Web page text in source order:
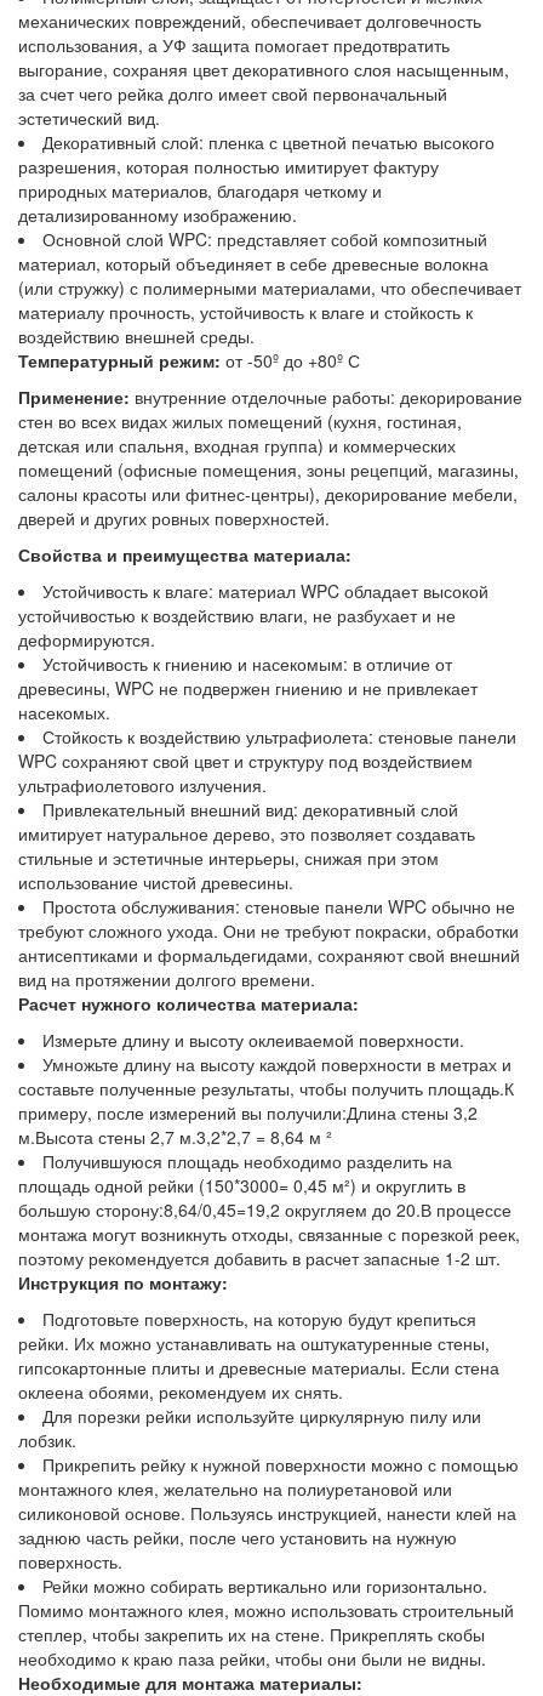
механических повреждений, обеспечивает долговечность
использования, а УФ защита помогает предотвратить
выгорание, сохраняя цвет декоративного слоя насыщенным,
за счет чего рейка долго имеет свой первоначальный
эстетический вид.
Декоративный слой: пленка с цветной печатью высокого
разрешения, которая полностью имитирует фактуру
природных материалов, благодаря четкому и
детализированному изображению.
Основной слой WPC: представляет собой композитный
материал, который объединяет в себе древесные волокна
(или стружку) с полимерными материалами, что обеспечивает
материалу прочность, устойчивость к влаге и стойкость к
воздействию внешней среды.
Температурный режим: от -50º до +80º С
Применение: внутренние отделочные работы: декорирование
стен во всех видах жилых помещений (кухня, гостиная,
детская или спальня, входная группа) и коммерческих
помещений (офисные помещения, зоны рецепций, магазины,
салоны красоты или фитнес-центры), декорирование мебели,
дверей и других ровных поверхностей.
Свойства и преимущества материала:
Устойчивость к влаге: материал WPC обладает высокой
устойчивостью к воздействию влаги, не разбухает и не
деформируются.
Устойчивость к гниению и насекомым: в отличие от
древесины, WPC не подвержен гниению и не привлекает
насекомых.
Стойкость к воздействию ультрафиолета: стеновые панели
WPC сохраняют свой цвет и структуру под воздействием
ультрафиолетового излучения.
Привлекательный внешний вид: декоративный слой
имитирует натуральное дерево, это позволяет создавать
стильные и эстетичные интерьеры, снижая при этом
использование чистой древесины.
Простота обслуживания: стеновые панели WPC обычно не
требуют сложного ухода. Они не требуют покраски, обработки
антисептиками и формальдегидами, сохраняют свой внешний
вид на протяжении долгого времени.
Расчет нужного количества материала:
Измерьте длину и высоту оклеиваемой поверхности.
Умножьте длину на высоту каждой поверхности в метрах и
составьте полученные результаты, чтобы получить площадь.К
примеру, после измерений вы получили:Длина стены 3,2
м.Высота стены 2,7 м.3,2*2,7 = 8,64 м ²
Получившуюся площадь необходимо разделить на
площадь одной рейки (150*3000= 0,45 м²) и округлить в
большую сторону:8,64/0,45=19,2 округляем до 20.В процессе
монтажа могут возникнуть отходы, связанные с порезкой реек,
поэтому рекомендуется добавить в расчет запасные 1-2 шт.
Инструкция по монтажу:
Подготовьте поверхность, на которую будут крепиться
рейки. Их можно устанавливать на оштукатуренные стены,
гипсокартонные плиты и древесные материалы. Если стена
оклеена обоями, рекомендуем их снять.
Для порезки рейки используйте циркулярную пилу или
лобзик.
Прикрепить рейку к нужной поверхности можно с помощью
монтажного клея, желательно на полиуретановой или
силиконовой основе. Пользуясь инструкцией, нанести клей на
заднюю часть рейки, после чего установить на нужную
поверхность.
Рейки можно собирать вертикально или горизонтально.
Помимо монтажного клея, можно использовать строительный
степлер, чтобы закрепить их на стене. Прикреплять скобы
необходимо к краю паза рейки, чтобы они были не видны.
Необходимые для монтажа материалы: